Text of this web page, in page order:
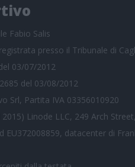
Fabio Salis
presso il Tribunale di
03/07/2012
del 03/08/2012
Srl, Partita IVA 03356010920
Linode LLC, 249 Arch
EU372008859, datacenter di